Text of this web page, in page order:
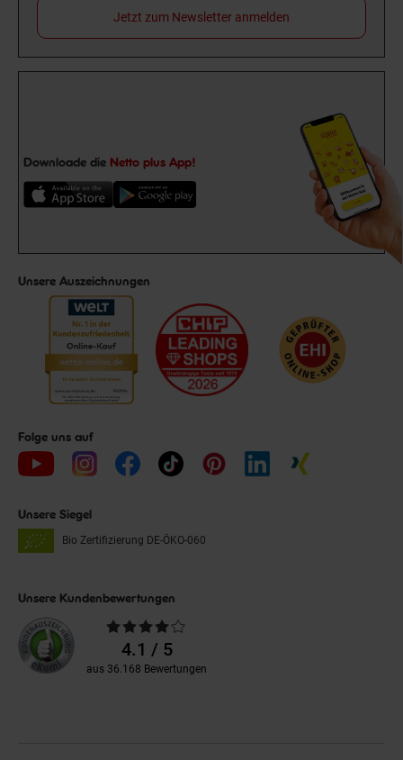
Jetzt zum Newsletter anmelden
Downloade die Netto plus App!
Unsere Auszeichnungen
Folge uns auf
Unsere Siegel
Bio Zertifizierung DE-ÖKO-060
Unsere Kundenbewertungen
Durchschnittliche
Bewertungen4.1 / 5
aus 36.168 Bewertungen